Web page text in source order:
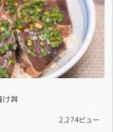

け丼
2,274ビュー